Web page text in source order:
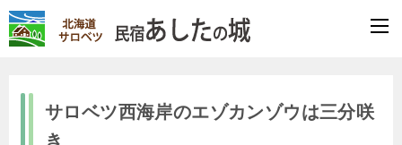
サロベツ西海岸のエゾカンゾウは三分咲
き